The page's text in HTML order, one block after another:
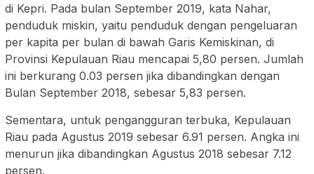
di Kepri. Pada bulan September 2019, kata Nahar,
penduduk miskin, yaitu penduduk dengan pengeluaran
per kapita per bulan di bawah Garis Kemiskinan, di
Provinsi Kepulauan Riau mencapai 5,80 persen. Jumlah
ini berkurang 0.03 persen jika dibandingkan dengan
Bulan September 2018, sebesar 5,83 persen.
Sementara, untuk pengangguran terbuka, Kepulauan
Riau pada Agustus 2019 sebesar 6.91 persen. Angka ini
menurun jika dibandingkan Agustus 2018 sebesar 7.12
persen.